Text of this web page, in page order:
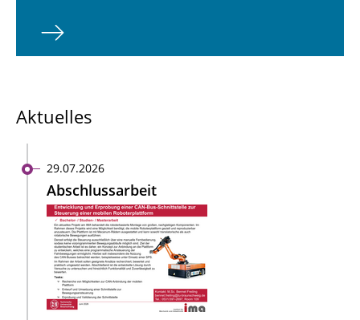
Aktuelles
29.07.2026
Abschlussarbeit